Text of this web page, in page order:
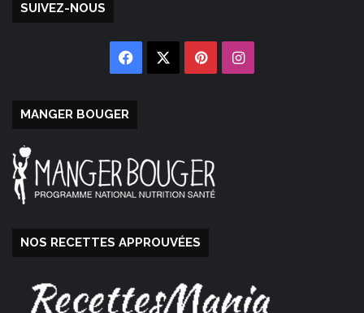
SUIVEZ-NOUS
Facebook PinterestInstagram
MANGER BOUGER
NOS RECETTES APPROUVÉES